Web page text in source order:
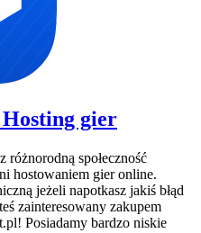
gier
różnorodną społeczność
hostowaniem gier online.
jeżeli napotkasz jakiś błąd
zainteresowany zakupem
Posiadamy bardzo niskie